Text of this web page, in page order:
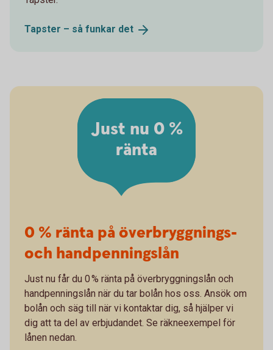
Tapster – så funkar det
Just nu 0 %
ränta
0 % ränta på överbryggnings-
och handpenningslån
Just nu får du 0 % ränta på överbryggningslån och
handpenningslån när du tar bolån hos oss. Ansök om
bolån och säg till när vi kontaktar dig, så hjälper vi
dig att ta del av erbjudandet. Se räkneexempel för
lånen nedan.